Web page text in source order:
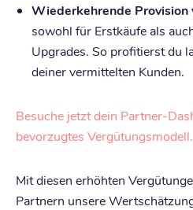
Wiederkehrende Provision
sowohl für Erstkäufe als
Upgrades. So profitierst du
deiner vermittelten Kunden.
Besuche jetzt dein Partner-
bevorzugtes Vergütungsmodell.
Mit diesen erhöhten
Partnern unsere